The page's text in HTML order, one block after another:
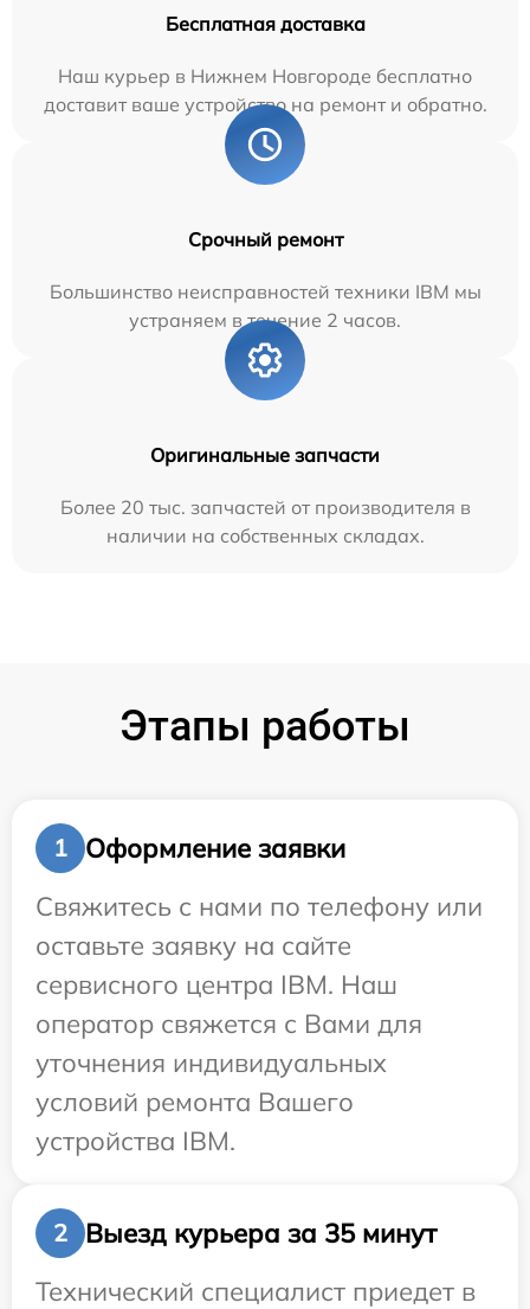
Бесплатная доставка
Наш курьер в Нижнем Новгороде бесплатно
доставит ваше устройство на ремонт и обратно.
Срочный ремонт
Большинство неисправностей техники IBM мы
устраняем в течение 2 часов.
Оригинальные запчасти
Более 20 тыс. запчастей от производителя в
наличии на собственных складах.
Этапы работы
1
Оформление заявки
Свяжитесь с нами по телефону или
оставьте заявку на сайте
сервисного центра IBM. Наш
оператор свяжется с Вами для
уточнения индивидуальных
условий ремонта Вашего
устройства IBM.
2
Выезд курьера за 35 минут
Технический специалист приедет в